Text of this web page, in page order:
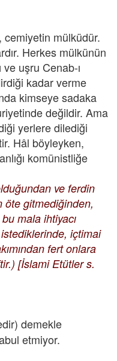
mülküdür.
Herkes mülkünün
uşru Cenab-ı
kadar verme
kimseye sadaka
değildir. Ama
yerlere dilediği
Hâl böyleyken,
komünistliğe
ve ferdin
öte gitmediğinden,
mala ihtiyacı
içtimai
fert onlara
[İslami Etütler s.
demekle
etmiyor.